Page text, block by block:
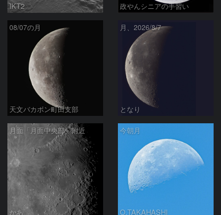
IKT2 政やんシニアの手習い
08/07の月
天文バカボン町田支部
月、2026/8/7
となり
月面「月面中央部」附近
かあ
今朝月
O.TAKAHASHI